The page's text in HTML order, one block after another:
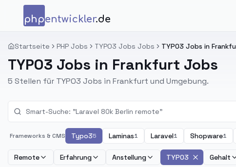
Zum Inhalt springen
phpentwickler.de
Startseite PHP Jobs TYPO3 Jobs Jobs TYPO3 Jobs in
TYPO3 Jobs in Frankfurt Jobs
5 Stellen für TYPO3 Jobs in Frankfurt und Umgebung.
Frameworks & CMS Typo35 Laminas1 Laravel1 Shopware1
Remote Erfahrung Anstellung TYPO3 Gehalt